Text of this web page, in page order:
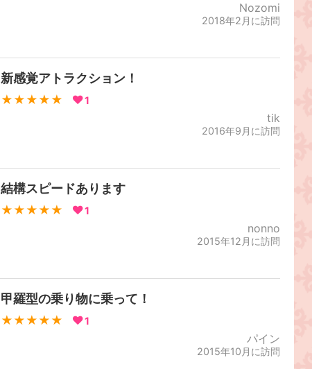
Nozomi
2018年2月に訪問
新感覚アトラクション！
★★★★★ 1
tik
2016年9月に訪問
結構スピードあります
★★★★★ 1
nonno
2015年12月に訪問
甲羅型の乗り物に乗って！
★★★★★ 1
パイン
2015年10月に訪問